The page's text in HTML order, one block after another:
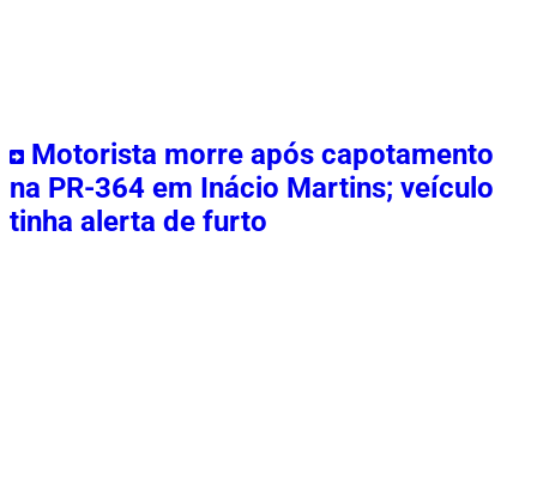
Motorista morre após capotamento
na PR-364 em Inácio Martins; veículo
tinha alerta de furto